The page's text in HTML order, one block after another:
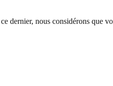
dernier, nous considérons que